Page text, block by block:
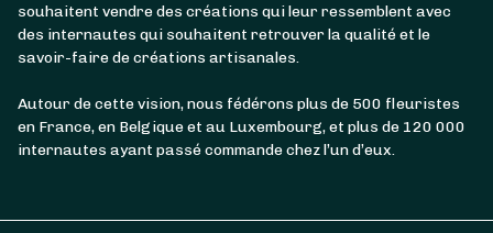
souhaitent vendre des créations qui leur ressemblent avec
des internautes qui souhaitent retrouver la qualité et le
savoir-faire de créations artisanales.
Autour de cette vision, nous fédérons plus de 500 fleuristes
en France, en Belgique et au Luxembourg, et plus de 120 000
internautes ayant passé commande chez l’un d’eux.